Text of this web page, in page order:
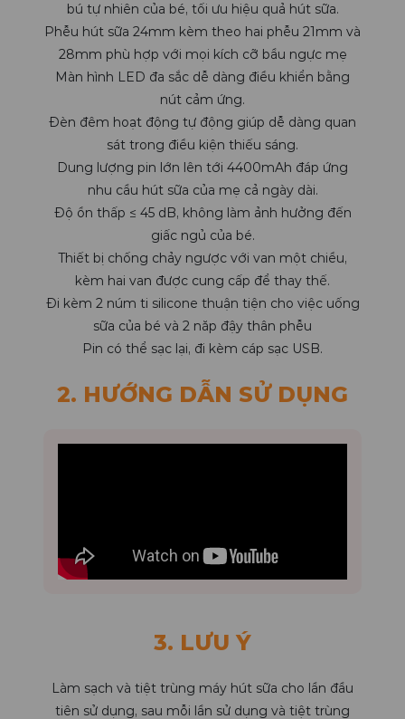
bú tự nhiên của bé, tối ưu hiệu quả hút sữa.
Phễu hút sữa 24mm kèm theo hai phễu 21mm và
28mm phù hợp với mọi kích cỡ bầu ngực mẹ
Màn hình LED đa sắc dễ dàng điều khiển bằng
nút cảm ứng.
Đèn đêm hoạt động tự động giúp dễ dàng quan
sát trong điều kiện thiếu sáng.
Dung lượng pin lớn lên tới 4400mAh đáp ứng
nhu cầu hút sữa của mẹ cả ngày dài.
Độ ồn thấp ≤ 45 dB, không làm ảnh hưởng đến
giấc ngủ của bé.
Thiết bị chống chảy ngược với van một chiều,
kèm hai van được cung cấp để thay thế.
Đi kèm 2 núm ti silicone thuận tiện cho việc uống
sữa của bé và 2 năp đậy thân phễu
Pin có thể sạc lại, đi kèm cáp sạc USB.
2. HƯỚNG DẪN SỬ DỤNG
3. LƯU Ý
Làm sạch và tiệt trùng máy hút sữa cho lần đầu
tiên sử dụng, sau mỗi lần sử dụng và tiệt trùng